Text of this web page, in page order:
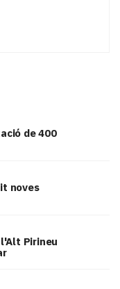
de 400
noves
Pirineu